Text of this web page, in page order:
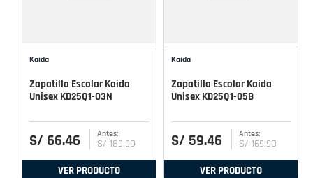
Kaida
Zapatilla Escolar Kaida
Unisex KD25Q1-03N
S/ 66.46 S/ 189.90
VER PRODUCTO
Kaida
Zapatilla Escolar Kaida
Unisex KD25Q1-05B
S/ 59.46 S/ 169.90
VER PRODUCTO